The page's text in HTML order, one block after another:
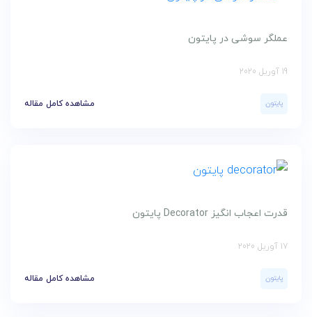
عملگر سوشی در پایتون
19 آوریل 2020
پایتون مشاهده کامل مقاله
قدرت اعجاب انگیز Decorator پایتون
17 آوریل 2020
پایتون مشاهده کامل مقاله